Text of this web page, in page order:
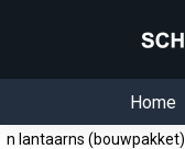
Home
n lantaarns (bouwpakket)